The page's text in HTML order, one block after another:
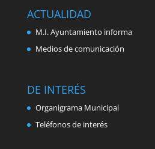
ACTUALIDAD
M.I. Ayuntamiento informa
Medios de comunicación
DE INTERÉS
Organigrama Municipal
Teléfonos de interés